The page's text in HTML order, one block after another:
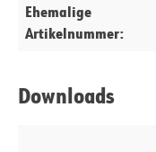
Ehemalige
Artikelnummer:
Downloads